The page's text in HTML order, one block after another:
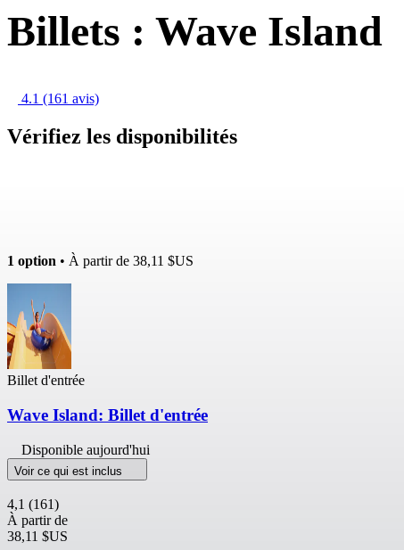
Billets : Wave Island
4.1 (161 avis)
Vérifiez les disponibilités
1 option • À partir de 38,11 $US
Billet d'entrée
Wave Island: Billet d'entrée
Disponible aujourd'hui
Voir ce qui est inclus
4,1 (161)
À partir de
38,11 $US